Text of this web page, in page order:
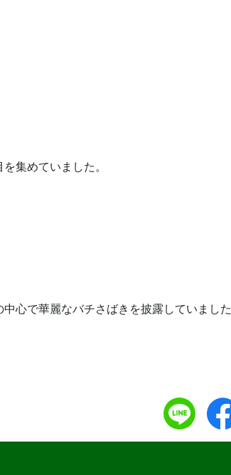
集めていました。
心で華麗なバチさばきを披露していました